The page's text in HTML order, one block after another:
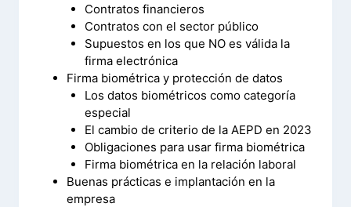
Contratos financieros
Contratos con el sector público
Supuestos en los que NO es válida la
firma electrónica
Firma biométrica y protección de datos
Los datos biométricos como categoría
especial
El cambio de criterio de la AEPD en 2023
Obligaciones para usar firma biométrica
Firma biométrica en la relación laboral
Buenas prácticas e implantación en la
empresa